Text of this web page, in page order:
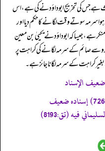
ہے جس کی تخریج ابوداؤد نے کی ہے، اس
سرمہ سوتے وقت لگانے کا حکم دیا اور
ہے، جیسا کہ ابوداؤد نے یحییٰ بن معین
صائم کے سرمہ لگانے کی کراہت پر
کراہت کے سرمہ لگانا جائز ہے۔
ضعيف الإسناد
فيه (تق:8193)